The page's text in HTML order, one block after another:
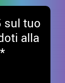
sul tuo
alla